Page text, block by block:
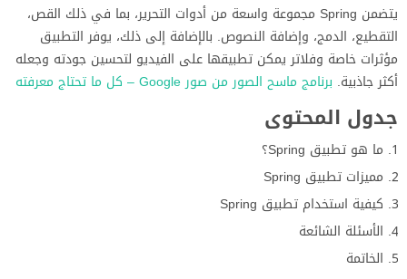
يتضمن Spring مجموعة واسعة من أدوات التحرير، بما في ذلك القص،
التقطيع، الدمج، وإضافة النصوص. بالإضافة إلى ذلك، يوفر التطبيق
مؤثرات خاصة وفلاتر يمكن تطبيقها على الفيديو لتحسين جودته وجعله
أكثر جاذبية. برنامج ماسح الصور من صور Google – كل ما تحتاج معرفته
جدول المحتوى
ما هو تطبيق Spring؟
مميزات تطبيق Spring
كيفية استخدام تطبيق Spring
الأسئلة الشائعة
الخاتمة